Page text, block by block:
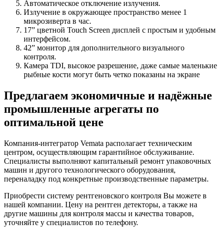
Автоматическое отключение излучения.
Излучение в окружающее пространство менее 1
микрозиверта в час.
17” цветной Touch Screen дисплей с простым и удобным
интерфейсом.
42” монитор для дополнительного визуального
контроля.
Камера TDI, высокое разрешение, даже самые маленькие
рыбные кости могут быть четко показаны на экране
Предлагаем экономичные и надёжные
промышленные агрегаты по
оптимальной цене
Компания-интегратор Vemata располагает техническим
центром, осуществляющим гарантийное обслуживание.
Специалисты выполняют капитальный ремонт упаковочных
машин и другого технологического оборудования,
переналадку под конкретные производственные параметры.
Приобрести систему рентгеновского контроля Вы можете в
нашей компании. Цену на рентген детекторы, а также на
другие машины для контроля массы и качества товаров,
уточняйте у специалистов по телефону.